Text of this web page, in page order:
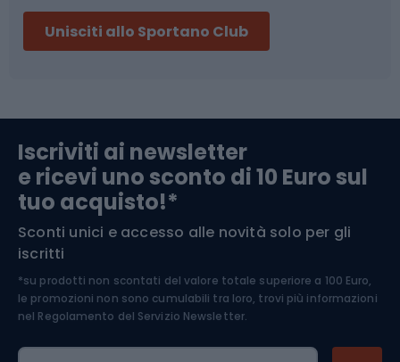
Abbigliamento da escursionismo
Componenti per biciclette
Arrampicata
Medicina dello sport
Abbigliamento ciclistico
Unisciti allo Sportano Club
Iscriviti ai newsletter
e ricevi uno sconto di 10 Euro sul
tuo acquisto!*
Sconti unici e accesso alle novità solo per gli
iscritti
*su prodotti non scontati del valore totale superiore a 100 Euro,
le promozioni non sono cumulabili tra loro, trovi più informazioni
nel Regolamento del Servizio Newsletter.